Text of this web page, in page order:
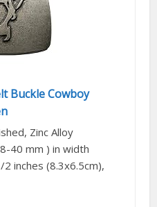
Buckle Cowboy
Zinc Alloy
40 mm ) in width
inches (8.3x6.5cm),